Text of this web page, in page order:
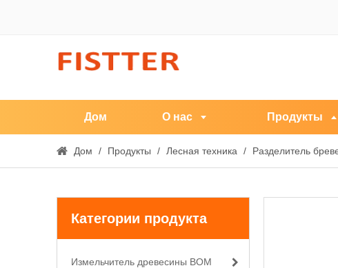
Дом О нас Продукты
Дом / Продукты / Лесная техника / Разделитель
Категории продукта
Измельчитель древесины ВОМ